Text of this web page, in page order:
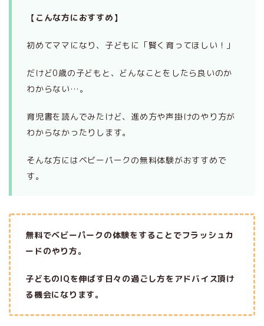
【こんな方におすすめ】
初めてママになり、子どもに「賢く育ってほしい！」
だけど0歳の子どもと、どんなことをしたら良いのか
わからない…。
育児書を読んでみたけど、進め方や声掛けのやり方が
わからなかったりします。
そんな方にはベビーパークの無料体験がおすすめで
す。
無料でベビーパークの体験をすることでフラッシュカ
ードのやり方。
子どものIQを伸ばす日々の過ごし方をアドバイス頂け
る機会になります。